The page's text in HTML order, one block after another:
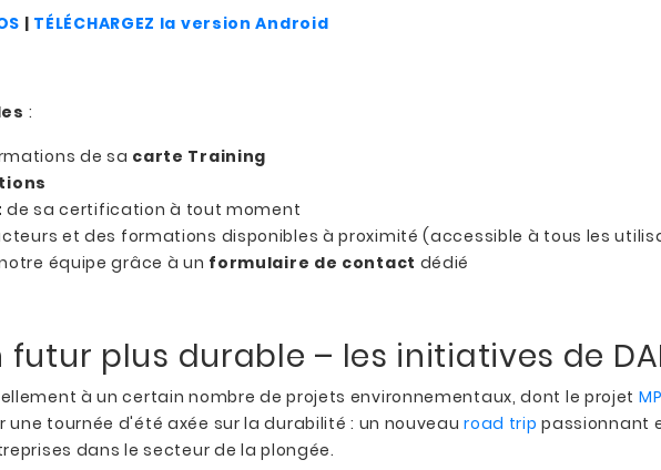
| TÉLÉCHARGEZ la version Android
:
de sa carte Training
de sa certification à tout moment
et des formations disponibles à proximité (accessible à tous les
équipe grâce à un formulaire de contact dédié
futur plus durable – les initiatives de
à un certain nombre de projets environnementaux, dont le projet
une tournée d'été axée sur la durabilité : un nouveauroad trip passionnant
dans le secteur de la plongée.